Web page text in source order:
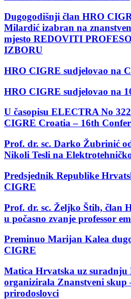
Dugogodišnji član HRO
Milardić izabran na
mjesto REDOVITI
IZBORU
HRO CIGRE sudjelovao na
HRO CIGRE sudjelovao na
U časopisu ELECTRA No
CIGRE Croatia – 16th
Prof. dr. sc. Darko Žubrinić
Nikoli Tesli na
Predsjednik Republike
CIGRE
Prof. dr. sc. Željko Štih, član
u počasno zvanje professor
Preminuo Marijan Kalea
CIGRE
Matica Hrvatska uz
organizirala Znanstveni skup
prirodoslovci